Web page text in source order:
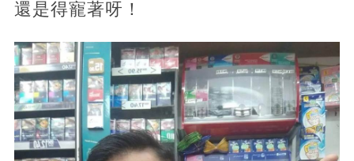
還是得寵著呀！